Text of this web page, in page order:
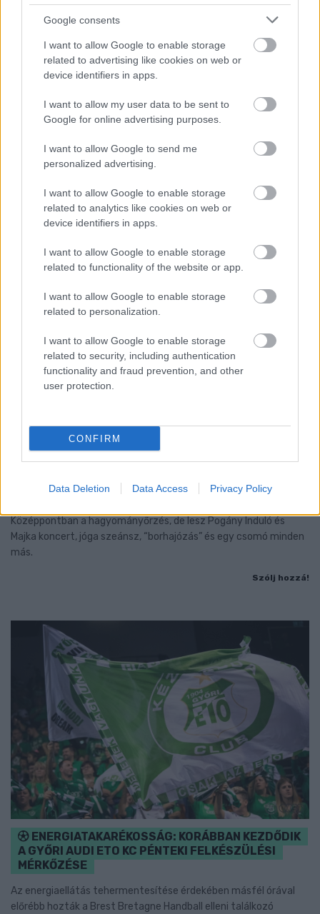
Google consents
I want to allow Google to enable storage
related to advertising like cookies on web or
device identifiers in apps.
I want to allow my user data to be sent to
Google for online advertising purposes.
I want to allow Google to send me
personalized advertising.
I want to allow Google to enable storage
related to analytics like cookies on web or
device identifiers in apps.
I want to allow Google to enable storage
related to functionality of the website or app.
I want to allow Google to enable storage
related to personalization.
I want to allow Google to enable storage
related to security, including authentication
functionality and fraud prevention, and other
user protection.
CONFIRM
Data Deletion Data Access Privacy Policy
ÖRÖMHÍR: TÍZ ÉVE NEM VOLT ILYEN ALACSONY AZ
INFLÁCIÓ MAGYARORSZÁGON
Júliusban mindössze 1,2 százalékkal emelkedtek éves
összevetésben a fogyasztói árak, miközben az élelmiszerek ára
A BAROKK ÖSSZES ÁRNYALATA ÉS MÉG EGY SOR
KIVÁLÓ PROGRAM VÁR MINDENKIT EZEN A HÉTVÉGÉN
GYŐRBEN
Középpontban a hagyományőrzés, de lesz Pogány Induló és
Majka koncert, jóga szeánsz, “borhajózás” és egy csomó minden
más.
Szólj hozzá!
ENERGIATAKARÉKOSSÁG: KORÁBBAN KEZDŐDIK
A GYŐRI AUDI ETO KC PÉNTEKI FELKÉSZÜLÉSI
MÉRKŐZÉSE
Az energiaellátás tehermentesítése érdekében másfél órával
előrébb hozták a Brest Bretagne Handball elleni találkozó